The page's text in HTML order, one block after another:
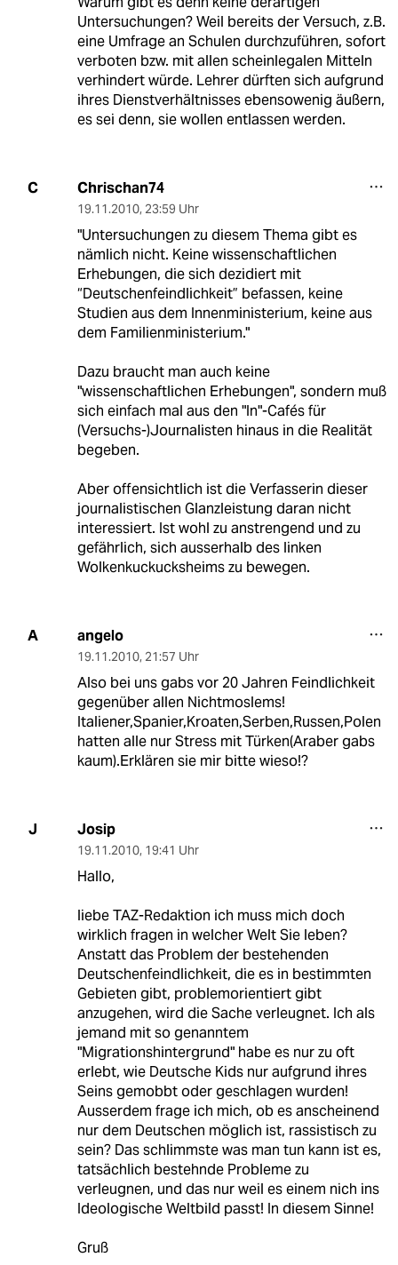
Untersuchungen? Weil bereits der Versuch, z.B.
eine Umfrage an Schulen durchzuführen, sofort
verboten bzw. mit allen scheinlegalen Mitteln
verhindert würde. Lehrer dürften sich aufgrund
ihres Dienstverhältnisses ebensowenig äußern,
es sei denn, sie wollen entlassen werden.
C Chrischan74
19.11.2010, 23:59 Uhr
"Untersuchungen zu diesem Thema gibt es
nämlich nicht. Keine wissenschaftlichen
Erhebungen, die sich dezidiert mit
“Deutschenfeindlichkeit” befassen, keine
Studien aus dem Innenministerium, keine aus
dem Familienministerium."
Dazu braucht man auch keine
"wissenschaftlichen Erhebungen", sondern muß
sich einfach mal aus den "In"-Cafés für
(Versuchs-)Journalisten hinaus in die Realität
begeben.
Aber offensichtlich ist die Verfasserin dieser
journalistischen Glanzleistung daran nicht
interessiert. Ist wohl zu anstrengend und zu
gefährlich, sich ausserhalb des linken
Wolkenkuckucksheims zu bewegen.
A angelo
19.11.2010, 21:57 Uhr
Also bei uns gabs vor 20 Jahren Feindlichkeit
gegenüber allen Nichtmoslems!
Italiener,Spanier,Kroaten,Serben,Russen,Polen
hatten alle nur Stress mit Türken(Araber gabs
kaum).Erklären sie mir bitte wieso!?
J Josip
19.11.2010, 19:41 Uhr
Hallo,
liebe TAZ-Redaktion ich muss mich doch
wirklich fragen in welcher Welt Sie leben?
Anstatt das Problem der bestehenden
Deutschenfeindlichkeit, die es in bestimmten
Gebieten gibt, problemorientiert gibt
anzugehen, wird die Sache verleugnet. Ich als
jemand mit so genanntem
"Migrationshintergrund" habe es nur zu oft
erlebt, wie Deutsche Kids nur aufgrund ihres
Seins gemobbt oder geschlagen wurden!
Ausserdem frage ich mich, ob es anscheinend
nur dem Deutschen möglich ist, rassistisch zu
sein? Das schlimmste was man tun kann ist es,
tatsächlich bestehnde Probleme zu
verleugnen, und das nur weil es einem nich ins
Ideologische Weltbild passt! In diesem Sinne!
Gruß